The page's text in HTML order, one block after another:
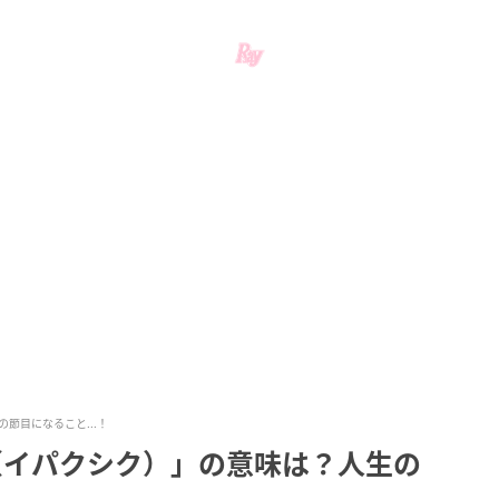
節目になること...！
パクシク）」の意味は？人生の